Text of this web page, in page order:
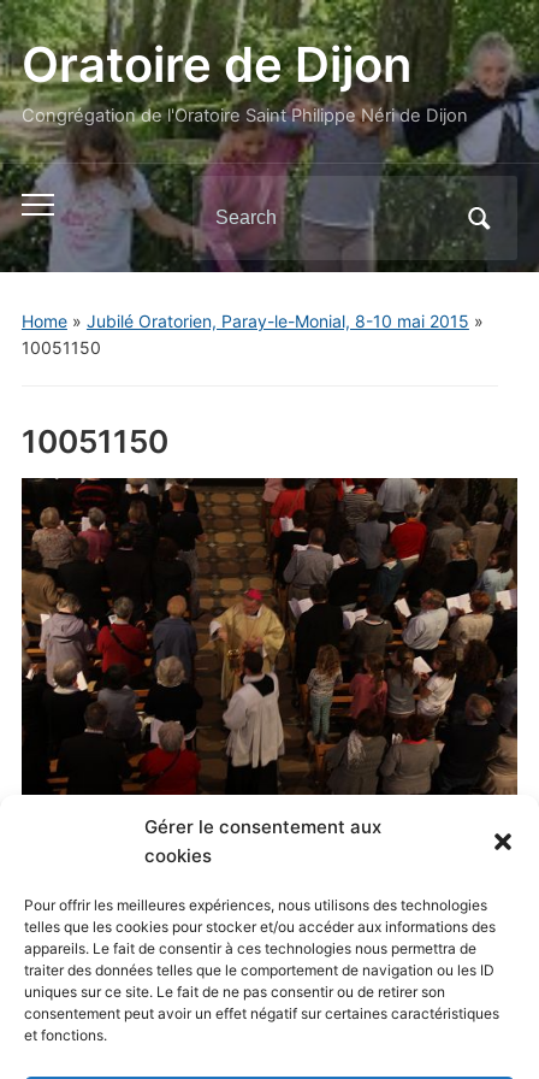
Gérer le consentement aux
cookies
Pour offrir les meilleures expériences, nous utilisons des technologies
telles que les cookies pour stocker et/ou accéder aux informations des
appareils. Le fait de consentir à ces technologies nous permettra de
traiter des données telles que le comportement de navigation ou les ID
uniques sur ce site. Le fait de ne pas consentir ou de retirer son
consentement peut avoir un effet négatif sur certaines caractéristiques
et fonctions.
Oratoire de Dijon
Congrégation de l'Oratoire Saint Philippe Néri de Dijon
Toggle
mobile
menu
Search
for:
Home» Jubilé Oratorien, Paray-le-Monial, 8-10 mai 2015 »
10051150
10051150
20 mai 2015
Jubilé Oratorien, Paray-le-Monial, 8-10 mai 2015. Both
comments and trackbacks are currently closed.
← Previous